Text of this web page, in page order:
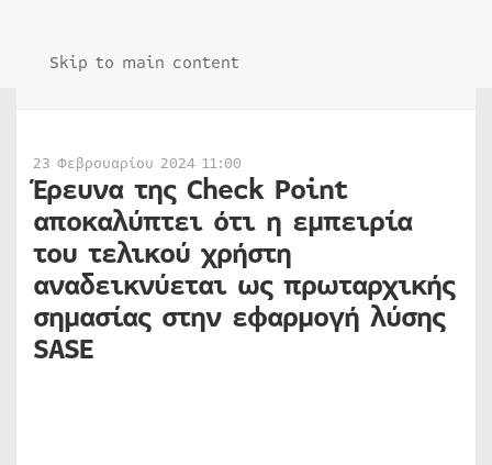
Skip to main content
23 Φεβρουαρίου 2024 11:00
Έρευνα της Check Point
αποκαλύπτει ότι η εμπειρία
του τελικού χρήστη
αναδεικνύεται ως πρωταρχικής
σημασίας στην εφαρμογή λύσης
SASE